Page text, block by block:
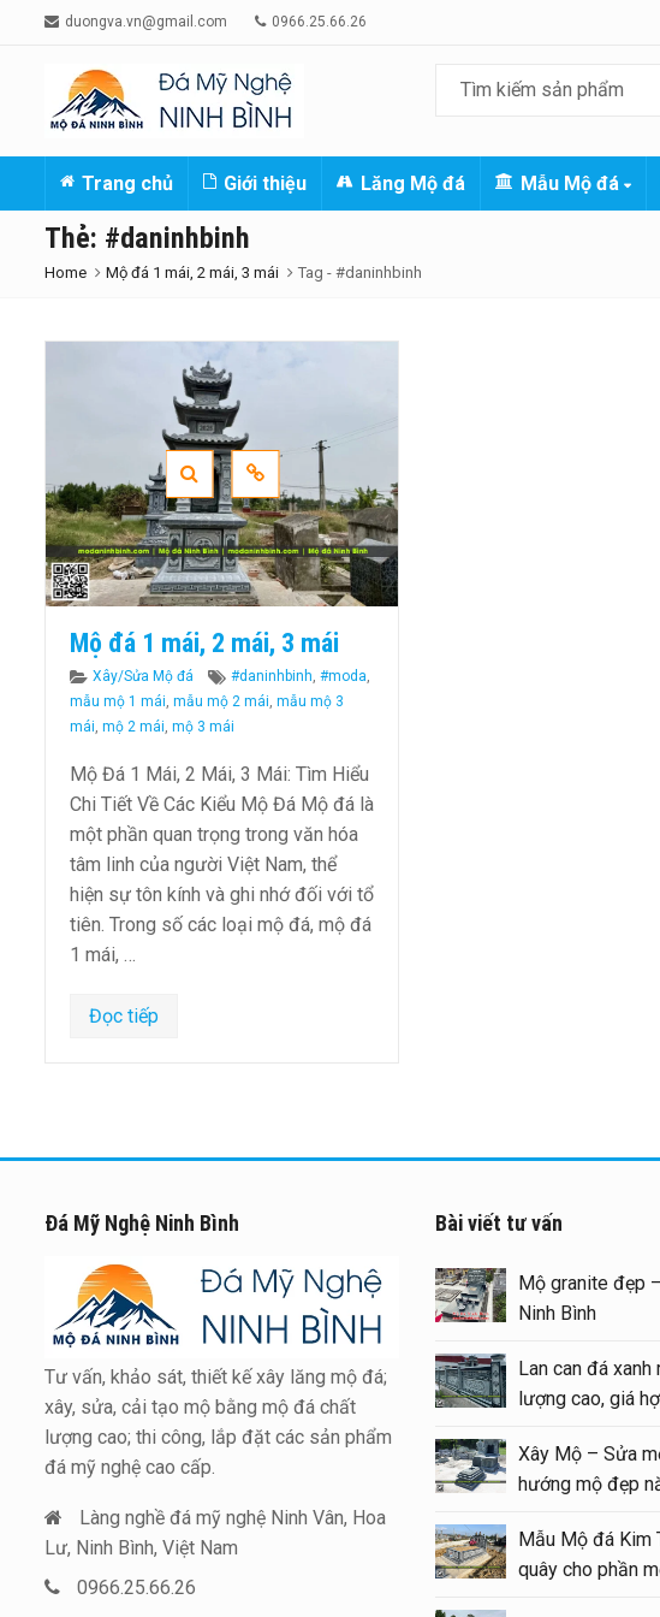
duongva.vn@gmail.com 0966.25.66.26
Trang chủ Giới thiệu Lăng Mộ đá Mẫu Mộ đá
Thẻ: #daninhbinh
Home Mộ đá 1 mái, 2 mái, 3 mái Tag - #daninhbinh
Mộ đá 1 mái, 2 mái, 3 mái
Categories
Xây/Sửa Mộ đá Tags
#daninhbinh, #moda,
mẫu mộ 1 mái, mẫu mộ 2 mái, mẫu mộ 3
mái, mộ 2 mái, mộ 3 mái
Mộ Đá 1 Mái, 2 Mái, 3 Mái: Tìm Hiểu
Chi Tiết Về Các Kiểu Mộ Đá Mộ đá là
một phần quan trọng trong văn hóa
tâm linh của người Việt Nam, thể
hiện sự tôn kính và ghi nhớ đối với tổ
tiên. Trong số các loại mộ đá, mộ đá
1 mái, …
Đọc tiếp
Đá Mỹ Nghệ Ninh Bình
Tư vấn, khảo sát, thiết kế xây lăng mộ đá;
xây, sửa, cải tạo mộ bằng mộ đá chất
lượng cao; thi công, lắp đặt các sản phẩm
đá mỹ nghệ cao cấp.
Làng nghề đá mỹ nghệ Ninh Vân, Hoa
Lư, Ninh Bình, Việt Nam
0966.25.66.26
Bài viết tư vấn
Xây Lăng Mộ đá uy tín trên
toàn quốc – Đá Mỹ Nghệ Ninh
Bình
Báo giá xây Mộ đá đôi 1 mái
đẹp tại Ninh Bình cuối năm
2026
Kinh nghiệm xây Mộ – sửa Mộ
bằng Mẫu Mộ đá đẹp, chất
lượng
Mộ granite đẹp
Ninh Bình
Lan can đá
lượng cao, giá
Xây Mộ – Sửa
hướng mộ đẹp
Mẫu Mộ đá Kim
quây cho phần